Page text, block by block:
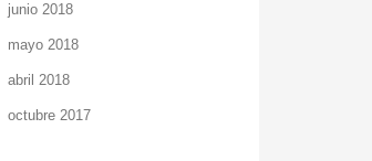
junio 2018
mayo 2018
abril 2018
octubre 2017